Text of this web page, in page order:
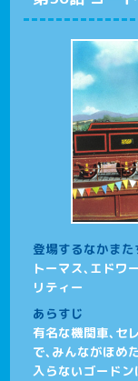
登場するなかまた
トーマス、エドワ
リティー
あらすじ
有名な機関車、セ
で、みんながほめ
入らないゴードン